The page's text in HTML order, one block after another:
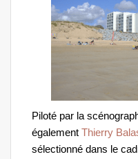
Piloté par la
également Thierry
sélectionné dans le